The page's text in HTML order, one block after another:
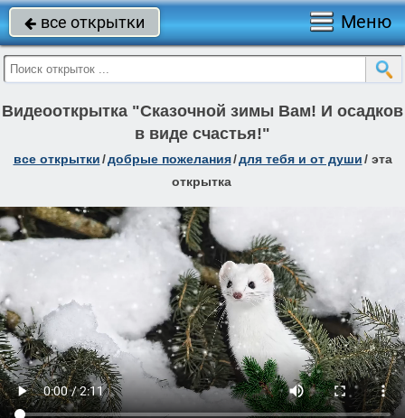
 все открытки Меню
Видеооткрытка "Сказочной зимы Вам! И осадков
в виде счастья!"
все открытки/добрые пожелания/для тебя и от души/ эта
открытка